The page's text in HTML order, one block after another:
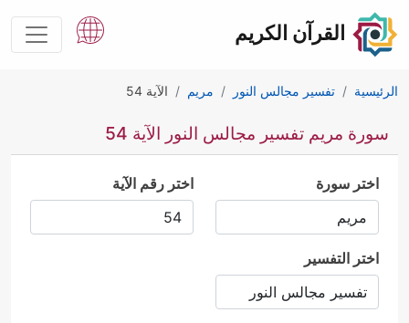
القرآن الكريم
الرئيسية تفسير مجالس النور مريم الآية 54
سورة مريم تفسير مجالس النور الآية 54
اختر سورة اختر رقم الآية
اختر التفسير